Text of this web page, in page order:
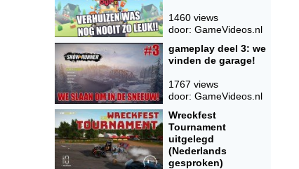
1460 views
door: GameVideos.nl
gameplay deel 3: we
vinden de garage!
1767 views
door: GameVideos.nl
Wreckfest
Tournament
uitgelegd
(Nederlands
gesproken)